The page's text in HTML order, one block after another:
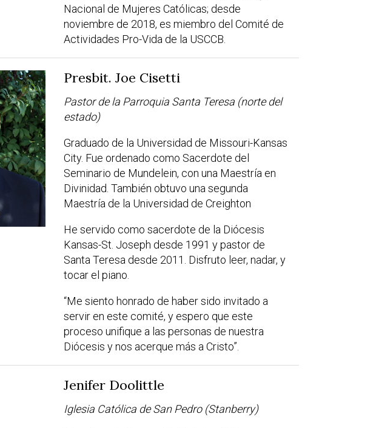
Nacional de Mujeres Católicas; desde
noviembre de 2018, es miembro del Comité de
Actividades Pro-Vida de la USCCB.
Presbit. Joe Cisetti
Pastor de la Parroquia Santa Teresa (norte del
estado)
Graduado de la Universidad de Missouri-Kansas
City. Fue ordenado como Sacerdote del
Seminario de Mundelein, con una Maestría en
Divinidad. También obtuvo una segunda
Maestría de la Universidad de Creighton
He servido como sacerdote de la Diócesis
Kansas-St. Joseph desde 1991 y pastor de
Santa Teresa desde 2011. Disfruto leer, nadar, y
tocar el piano.
“Me siento honrado de haber sido invitado a
servir en este comité, y espero que este
proceso unifique a las personas de nuestra
Diócesis y nos acerque más a Cristo”.
Jenifer Doolittle
Iglesia Católica de San Pedro (Stanberry)